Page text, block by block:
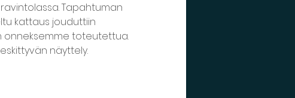
Tapahtuman
kattaus jouduttiin
onneksemme toteutettua.
näyttely.